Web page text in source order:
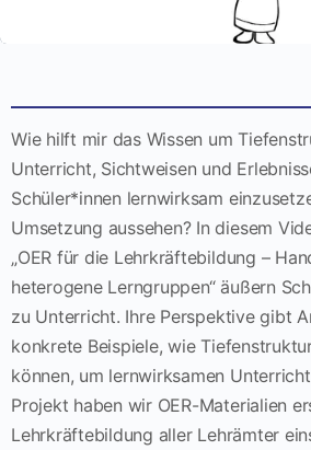
Wie hilft mir das Wissen um
Unterricht, Sichtweisen und
Schüler*innen lernwirksam
Umsetzung aussehen? In diesem
„OER für die Lehrkräftebildung –
heterogene Lerngruppen“ äußern
zu Unterricht. Ihre Perspektive gibt
konkrete Beispiele, wie
können, um lernwirksamen
Projekt haben wir OER-Materialien
Lehrkräftebildung aller Lehrämter